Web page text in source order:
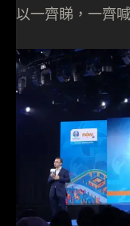
以一齊睇，一齊喊